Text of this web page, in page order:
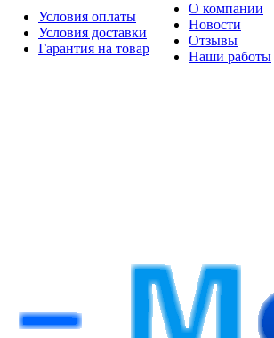
Условия оплаты
Условия доставки
Гарантия на товар
О компании
Новости
Отзывы
Наши работы